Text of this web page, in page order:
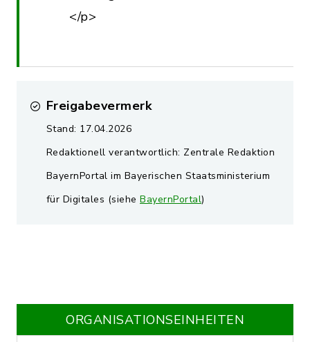
</p>
Freigabevermerk
Stand: 17.04.2026
Redaktionell verantwortlich: Zentrale Redaktion
BayernPortal im Bayerischen Staatsministerium
für Digitales (siehe BayernPortal)
ORGANISATIONS­EINHEITEN